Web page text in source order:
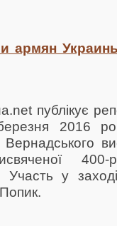
армян
публікує
2016
Вернадського
400-
Участь у